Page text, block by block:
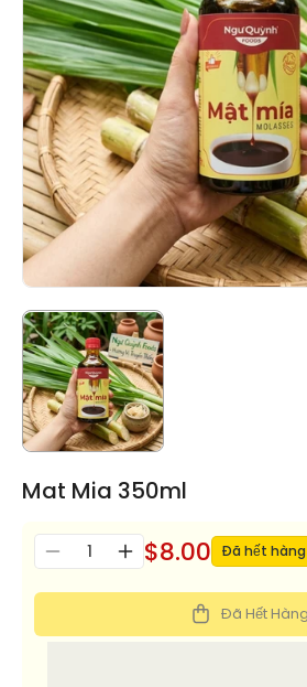
Mat Mia 350ml
Giảm
Số
Tăng$8.00 Đã hết hàng
Đã Hết Hàng